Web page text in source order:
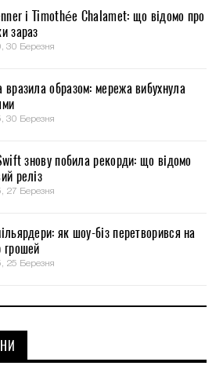
і Timothée Chalamet: що відомо про
зараз
30 Березня
вразила образом: мережа вибухнула
30 Березня
знову побила рекорди: що відомо
реліз
27 Березня
як шоу-біз перетворився на
грошей
25 Березня